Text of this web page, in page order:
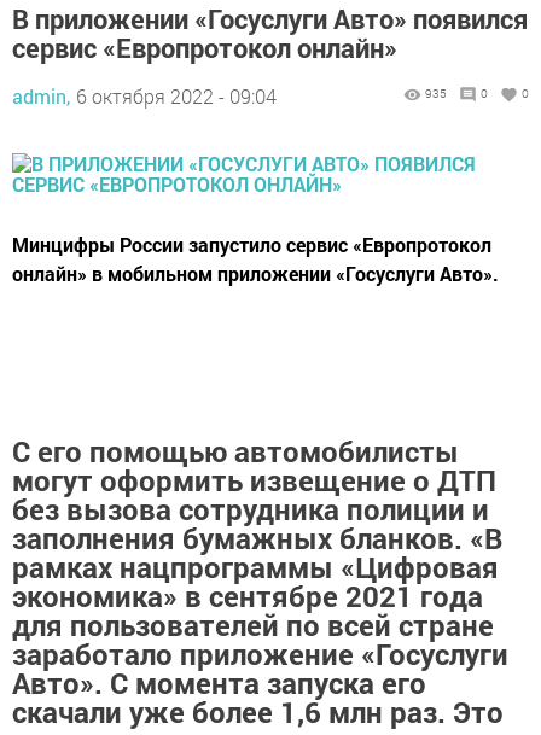
В приложении «Госуслуги Авто» появился
сервис «Европротокол онлайн»
admin, 6 октября 2022 - 09:04 935 0 0
Минцифры России запустило сервис «Европротокол
онлайн» в мобильном приложении «Госуслуги Авто».
С его помощью автомобилисты
могут оформить извещение о ДТП
без вызова сотрудника полиции и
заполнения бумажных бланков. «В
рамках нацпрограммы «Цифровая
экономика» в сентябре 2021 года
для пользователей по всей стране
заработало приложение «Госуслуги
Авто». С момента запуска его
скачали уже более 1,6 млн раз. Это